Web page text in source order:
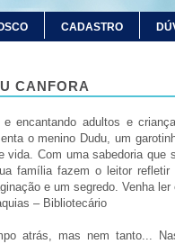
CADASTRO
CANFORA
e encantando adultos e
o menino Dudu, um
vida. Com uma sabedoria que
família fazem o leitor refletir
e um segredo. Venha ler
– Bibliotecário
atrás, mas nem tanto...